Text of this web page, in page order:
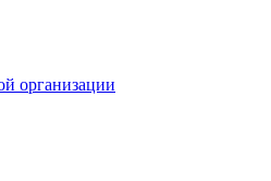
организации